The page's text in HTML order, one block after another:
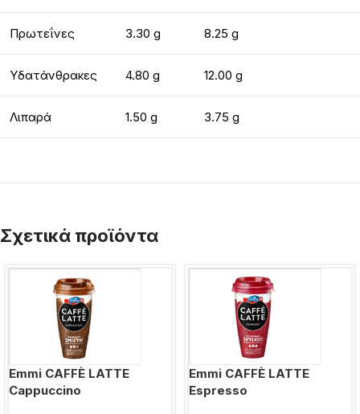
Πρωτεΐνες 3.30 g 8.25 g
Υδατάνθρακες 4.80 g 12.00 g
Λιπαρά 1.50 g 3.75 g
Σχετικά προϊόντα
Emmi CAFFÈ LATTE
Cappuccino
Emmi CAFFÈ LATTE
Espresso